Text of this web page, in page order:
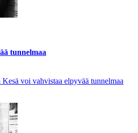
tunnelmaa
voi vahvistaa elpyvää tunnelmaa